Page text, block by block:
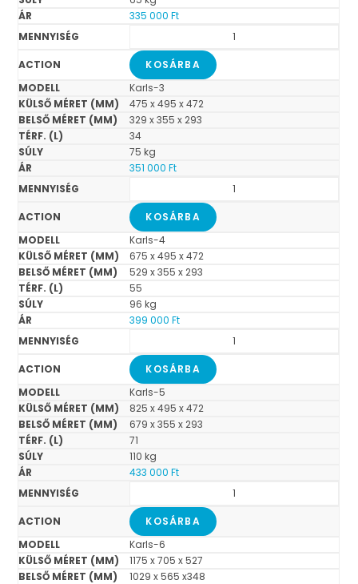
335 000Ft
KOSÁRBA
Karls-3
475 x 495 x 472
329 x 355 x 293
34
75 kg
351 000Ft
KOSÁRBA
Karls-4
675 x 495 x 472
529 x 355 x 293
55
96 kg
399 000Ft
KOSÁRBA
Karls-5
825 x 495 x 472
679 x 355 x 293
71
110 kg
433 000Ft
KOSÁRBA
Karls-6
1175 x 705 x 527
1029 x 565 x348